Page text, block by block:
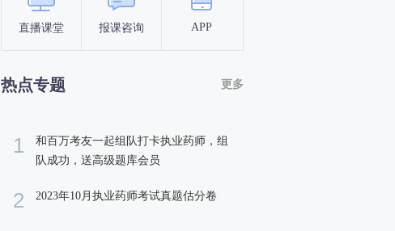
直播课堂 报课咨询 APP
热点专题 更多
1
和百万考友一起组队打卡执业药师，组
队成功，送高级题库会员
2 2023年10月执业药师考试真题估分卷